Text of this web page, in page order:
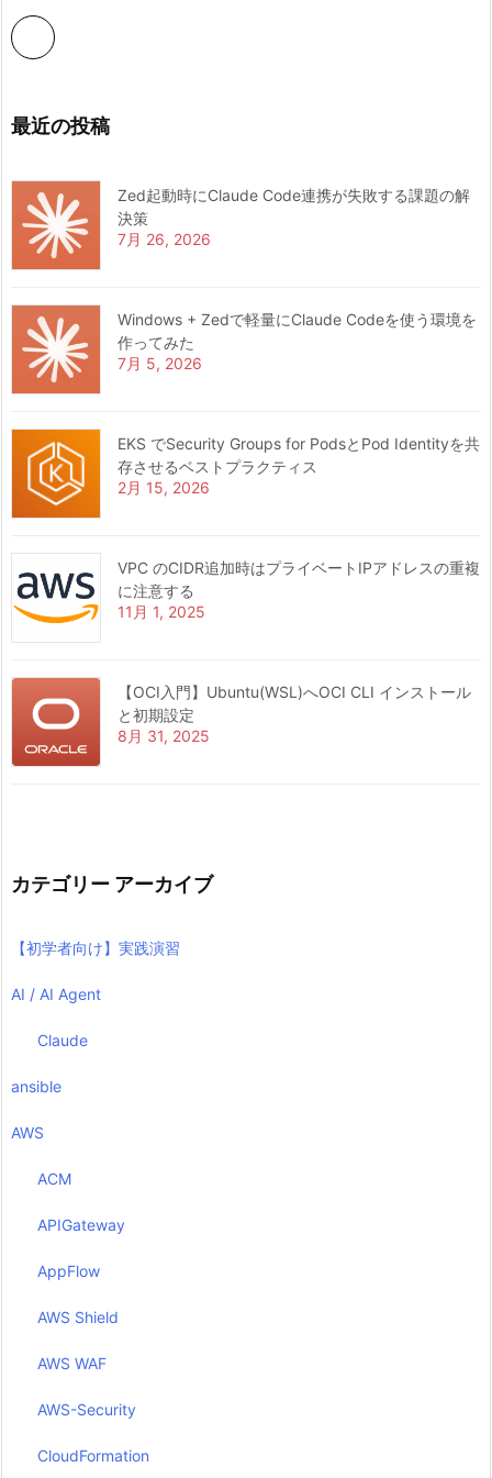
最近の投稿
Zed起動時にClaude Code連携が失敗する課題の解
決策
7月 26, 2026
Windows + Zedで軽量にClaude Codeを使う環境を
作ってみた
7月 5, 2026
EKS でSecurity Groups for PodsとPod Identityを共
存させるベストプラクティス
2月 15, 2026
VPC のCIDR追加時はプライベートIPアドレスの重複
に注意する
11月 1, 2025
【OCI入門】Ubuntu(WSL)へOCI CLI インストール
と初期設定
8月 31, 2025
カテゴリー アーカイブ
【初学者向け】実践演習
AI / AI Agent
Claude
ansible
AWS
ACM
APIGateway
AppFlow
AWS Shield
AWS WAF
AWS-Security
CloudFormation